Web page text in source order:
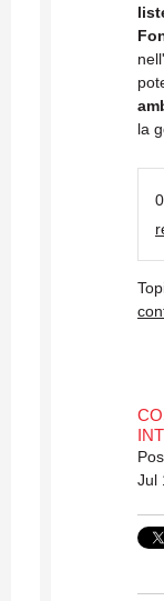
la
Jul